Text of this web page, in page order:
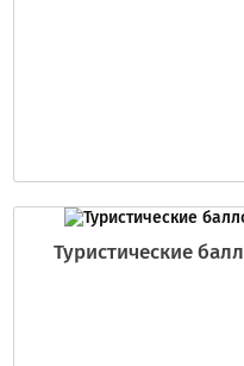
Туристические